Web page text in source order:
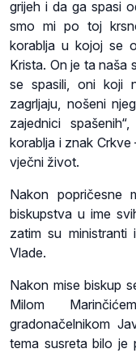
grijeh i da ga spasi
smo mi po toj
korablja u kojoj se
Krista. On je ta naša
se spasili, oni koji
zagrljaju, nošeni
zajednici
korablja i znak
vječni život.
Nakon popričesne
biskupstva u ime
zatim su
Vlade.
Nakon mise biskup
Milom
gradonačelnikom
tema susreta bilo je